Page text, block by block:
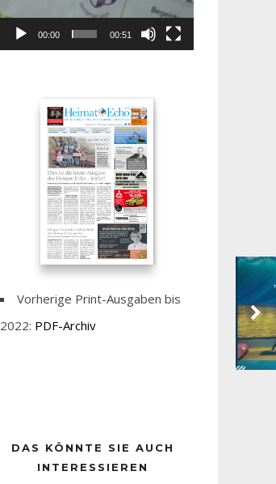
00:00 00:51
Vorherige Print-Ausgaben bis
2022: PDF-Archiv
DAS KÖNNTE SIE AUCH
INTERESSIEREN